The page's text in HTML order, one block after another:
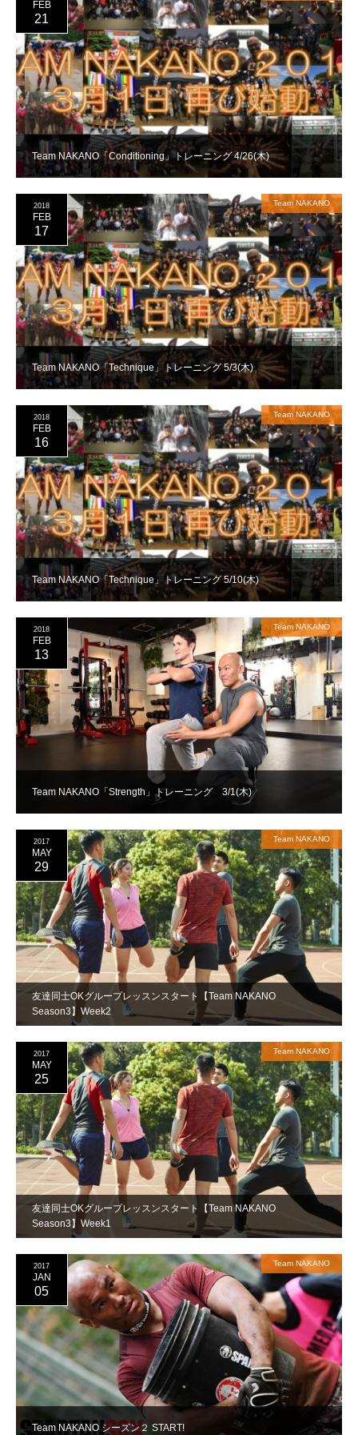
Team NAKANO「Conditioning」トレーニング 4/26(木)
FEB
21
Team NAKANO「Technique」トレーニング 5/3(木)
2018
FEB
17
Team NAKANO
Team NAKANO「Technique」トレーニング 5/10(木)
2018
FEB
16
Team NAKANO
Team NAKANO「Strength」トレーニング 3/1(木)
2018
FEB
13
Team NAKANO
友達同士OKグループレッスンスタート【Team NAKANO
Season3】Week2
2017
MAY
29
Team NAKANO
友達同士OKグループレッスンスタート【Team NAKANO
Season3】Week1
2017
MAY
25
Team NAKANO
Team NAKANO シーズン２ START!
2017
JAN
05
Team NAKANO